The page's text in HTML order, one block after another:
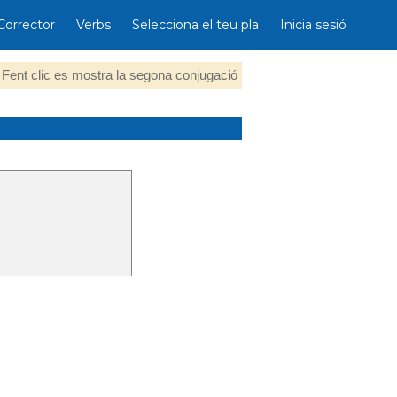
Verbs Selecciona el teu pla Inicia sesió
Fent clic es mostra la segona conjugació